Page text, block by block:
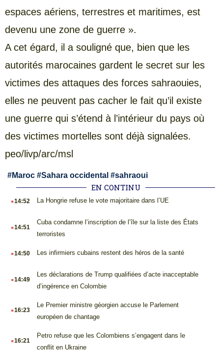
espaces aériens, terrestres et maritimes, est
devenu une zone de guerre ».
A cet égard, il a souligné que, bien que les
autorités marocaines gardent le secret sur les
victimes des attaques des forces sahraouies,
elles ne peuvent pas cacher le fait qu’il existe
une guerre qui s’étend à l’intérieur du pays où
des victimes mortelles sont déjà signalées.
peo/livp/arc/msl
#Maroc #Sahara occidental #sahraoui
EN CONTINU
.14:52 La Hongrie refuse le vote majoritaire dans l’UE
.14:51
Cuba condamne l’inscription de l’île sur la liste des États
terroristes
.14:50 Les infirmiers cubains restent des héros de la santé
.14:49
Les déclarations de Trump qualifiées d’acte inacceptable
d’ingérence en Colombie
.16:23
Le Premier ministre géorgien accuse le Parlement
européen de chantage
.16:21
Petro refuse que les Colombiens s’engagent dans le
conflit en Ukraine